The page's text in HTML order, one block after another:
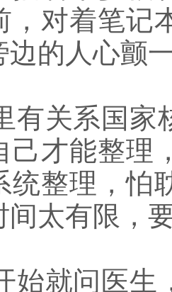
，对着笔记
边的人心颤
关系国家
己才能整理
统整理，怕
间太有限，
就问医生